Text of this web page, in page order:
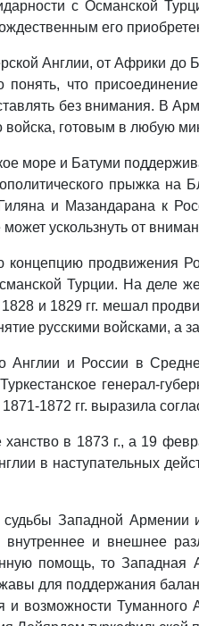
с Османской
его
Англии, от Африки
понять, что
без внимания. В
готовым в любую
море и Батуми
прыжка
и Мазандарана к
ускользнуть от
продвижения
Турции. На деле
1828 и 1829 гг. мешал
русскими войсками, а
Англии и России в
генерал-
1872 гг. выразила
в 1873 г., а 19
в наступательных
Западной Армении
и внешнее
помощь, то
для поддержания
и возможности